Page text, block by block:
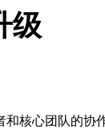
级
核心团队的协